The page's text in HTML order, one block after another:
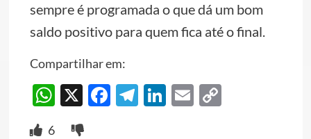
sempre é programada o que dá um bom
saldo positivo para quem fica até o final.
Compartilhar em:
WhatsApp
X Facebook
Telegram
LinkedIn
EmailCopy
6